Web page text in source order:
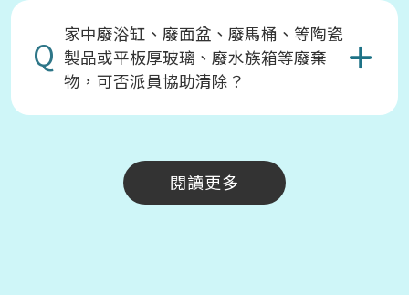
Q 家中廢浴缸、廢面盆、廢馬桶、等陶瓷
製品或平板厚玻璃、廢水族箱等廢棄
物，可否派員協助清除？
閱讀更多